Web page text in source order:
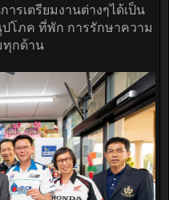
รเตรียมงานต่างๆได้เป็น
โภค ที่พัก การรักษาความ
ทุกด้าน